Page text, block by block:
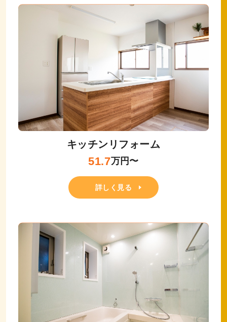
キッチンリフォーム
51.7万円〜
詳しく見る